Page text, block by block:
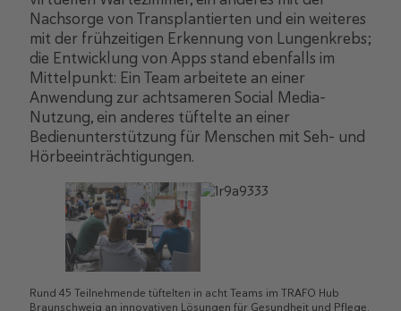
Nachsorge von Transplantierten und ein weiteres
mit der frühzeitigen Erkennung von Lungenkrebs;
die Entwicklung von Apps stand ebenfalls im
Mittelpunkt: Ein Team arbeitete an einer
Anwendung zur achtsameren Social Media-
Nutzung, ein anderes tüftelte an einer
Bedienunterstützung für Menschen mit Seh- und
Hörbeeinträchtigungen.
Rund 45 Teilnehmende tüftelten in acht Teams im TRAFO Hub
Braunschweig an innovativen Lösungen für Gesundheit und Pflege.